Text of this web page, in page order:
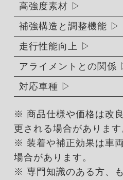
高強度素材
補強構造と調整機能
走行性能向上
アライメントとの関係
対応車種
※ 商品仕様や価格は改
更される場合があります
※ 装着や補正効果は車
場合があります。
※ 専門知識のある方、